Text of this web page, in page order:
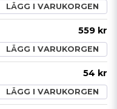
LÄGG I VARUKORGEN
559 kr
LÄGG I VARUKORGEN
54 kr
LÄGG I VARUKORGEN